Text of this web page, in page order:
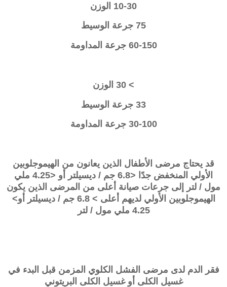
10-30 الوزن
75 جرعة الوسيط
60-150 جرعة المداومة
> 30 الوزن
33 جرعة الوسيط
30-100 جرعة المداومة
قد يحتاج مرضى الأطفال الذين يعانون من الهيموجلوبين
الأولي المنخفض جدًا <6.8 جم / ديسيلتر أو <4.25 ملي
مول / لتر إلى جرعات صيانة أعلى من المرضى الذين يكون
الهيموجلوبين الأولي لديهم أعلى > 6.8 جم / ديسيلتر أو>
4.25 ملي مول / لتر
فقر الدم لدى مرضى الفشل الكلوي المزمن قبل البدء في
غسيل الكلى أو غسيل الكلى البريتوني